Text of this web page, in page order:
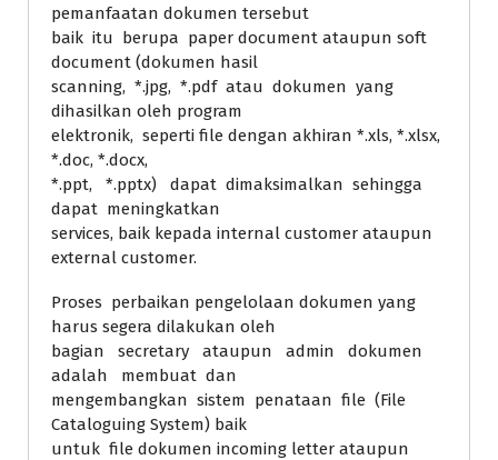
pemanfaatan dokumen tersebut
baik itu berupa paper document ataupun soft
document (dokumen hasil
scanning, *.jpg, *.pdf atau dokumen yang
dihasilkan oleh program
elektronik, seperti file dengan akhiran *.xls, *.xlsx,
*.doc, *.docx,
*.ppt, *.pptx) dapat dimaksimalkan sehingga
dapat meningkatkan
services, baik kepada internal customer ataupun
external customer.
Proses perbaikan pengelolaan dokumen yang
harus segera dilakukan oleh
bagian secretary ataupun admin dokumen
adalah membuat dan
mengembangkan sistem penataan file (File
Cataloguing System) baik
untuk file dokumen incoming letter ataupun